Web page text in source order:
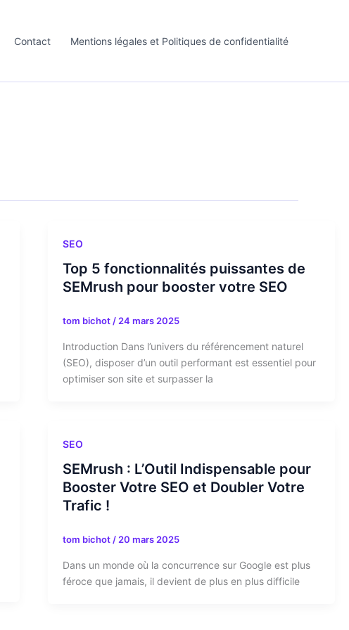
Contact Mentions légales et Politiques de confidentialité
SEO
Top 5 fonctionnalités puissantes de
SEMrush pour booster votre SEO
tom bichot / 24 mars 2025
Introduction Dans l’univers du référencement naturel
(SEO), disposer d’un outil performant est essentiel pour
optimiser son site et surpasser la
SEO
SEMrush : L’Outil Indispensable pour
Booster Votre SEO et Doubler Votre
Trafic !
tom bichot / 20 mars 2025
Dans un monde où la concurrence sur Google est plus
féroce que jamais, il devient de plus en plus difficile